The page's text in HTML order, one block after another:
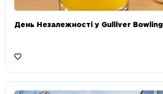
День Незалежності у Gulliver Bowling